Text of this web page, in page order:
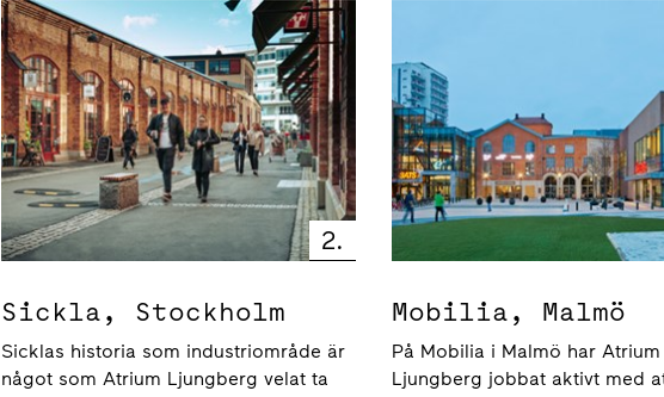
2.
Sickla, Stockholm
Sicklas historia som indu­striområde är
något som Atrium Ljungberg velat ta
Mobilia, Malmö
På Mobilia i Malmö har Atrium
Ljungberg jobbat aktivt med